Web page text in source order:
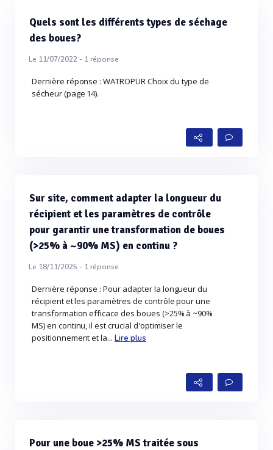
Quels sont les différents types de séchage
des boues?
Le 11/07/2022 - 1réponse
Dernière réponse : WATROPUR Choix du type de
sécheur (page 14).
Sur site, comment adapter la longueur du
récipient et les paramètres de contrôle
pour garantir une transformation de boues
(>25% à ~90% MS) en continu ?
Le 18/11/2025 - 1réponse
Dernière réponse : Pour adapter la longueur du
récipient et les paramètres de contrôle pour une
transformation efficace des boues (>25% à ~90%
MS) en continu, il est crucial d'optimiser le
positionnement et la...Lire plus
Pour une boue >25% MS traitée sous